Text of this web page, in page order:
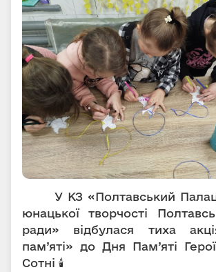
У КЗ «Полтавський
юнацької творчості
ради» відбулася тиха
пам’яті» до Дня Пам’яті
Сотні 🕯